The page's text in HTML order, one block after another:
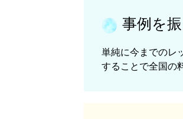
事例を
単純に今までのレ
することで全国の